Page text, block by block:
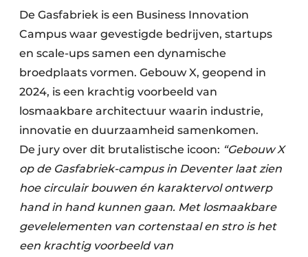
De Gasfabriek is een Business Innovation
Campus waar gevestigde bedrijven, startups
en scale-ups samen een dynamische
broedplaats vormen. Gebouw X, geopend in
2024, is een krachtig voorbeeld van
losmaakbare architectuur waarin industrie,
innovatie en duurzaamheid samenkomen.
De jury over dit brutalistische icoon: “Gebouw X
op de Gasfabriek-campus in Deventer laat zien
hoe circulair bouwen én karaktervol ontwerp
hand in hand kunnen gaan. Met losmaakbare
gevelelementen van cortenstaal en stro is het
een krachtig voorbeeld van